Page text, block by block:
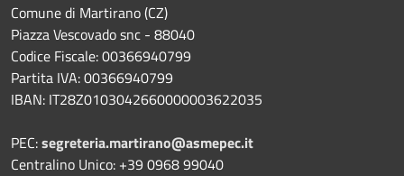
Comune di Martirano (CZ)
Piazza Vescovado snc - 88040
Codice Fiscale: 00366940799
Partita IVA: 00366940799
IBAN: IT28Z0103042660000003622035
PEC:segreteria.martirano@asmepec.it
Centralino Unico: +39 0968 99040